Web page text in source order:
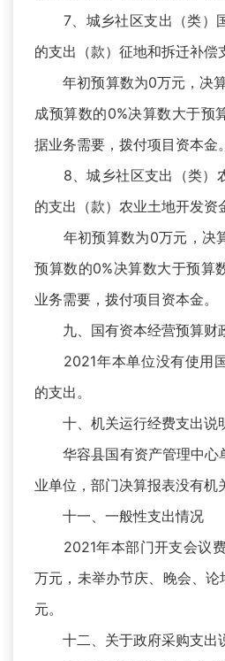
7、城乡社区支出（类）
的支出（款）征地和拆迁补偿
年初预算数为0万元，决
成预算数的0%决算数大于预
据业务需要，拨付项目资本金。
8、城乡社区支出（类）
的支出（款）农业土地开发资
年初预算数为0万元，决
预算数的0%决算数大于预算
业务需要，拨付项目资本金。
九、国有资本经营预算财
2021年本单位没有使用
的支出。
十、机关运行经费支出说
华容县国有资产管理中心
业单位，部门决算报表没有机
十一、一般性支出情况
2021年本部门开支会议费
万元，未举办节庆、晚会、
元。
十二、关于政府采购支出